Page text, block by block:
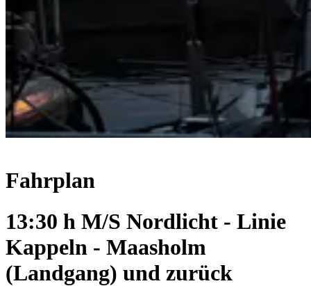
Fahrplan
13:30 h M/S Nordlicht - Linie
Kappeln - Maasholm
(Landgang) und zurück